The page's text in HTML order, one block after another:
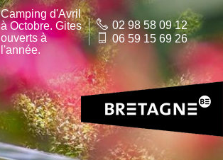
Camping d'Avril
à Octobre. Gites
ouverts à
l'année.
02 98 58 09 12
06 59 15 69 26